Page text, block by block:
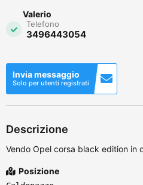
Valerio
Telefono
3496443054
Invia messaggio
Solo per utenti registrati
Descrizione
Vendo Opel corsa black edition in
Posizione